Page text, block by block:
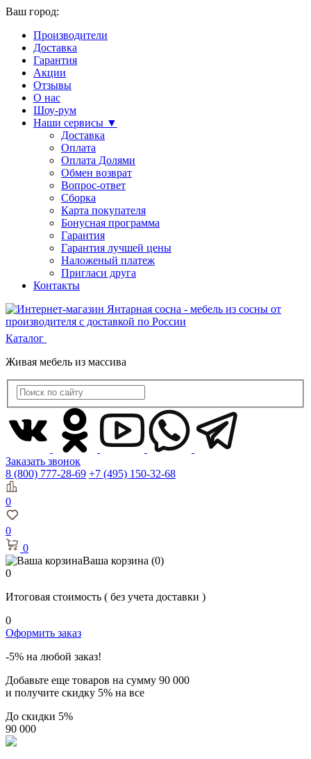
Ваш город:
Производители
Доставка
Гарантия
Акции
Отзывы
О нас
Шоу-рум
Наши сервисы ▼
Доставка
Оплата
Оплата Долями
Обмен возврат
Вопрос-ответ
Сборка
Карта покупателя
Бонусная программа
Гарантия
Гарантия лучшей цены
Наложеный платеж
Пригласи друга
Контакты
Каталог
Живая мебель из массива
Заказать звонок
8 (800) 777-28-69 +7 (495) 150-32-68
0
0
0
Ваша корзина (0)
0
Итоговая стоимость ( без учета доставки )
0
Оформить заказ
-5% на любой заказ!
Добавьте еще товаров на сумму 90 000
и получите скидку 5% на все
До скидки 5%
90 000